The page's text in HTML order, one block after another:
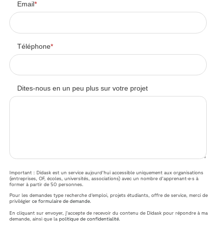
Email*
Téléphone*
Dites-nous en un peu plus sur votre projet
Important : Didask est un service aujourd'hui accessible uniquement aux organisations
(entreprises, OF, écoles, universités, associations) avec un nombre d'apprenant·e·s à
former à partir de 50 personnes.
Pour les demandes type recherche d'emploi, projets étudiants, offre de service, merci de
privilégierce formulaire de demande.
En cliquant sur envoyer, j'accepte de recevoir du contenu de Didask pour répondre à ma
demande, ainsi que lapolitique de confidentialité.